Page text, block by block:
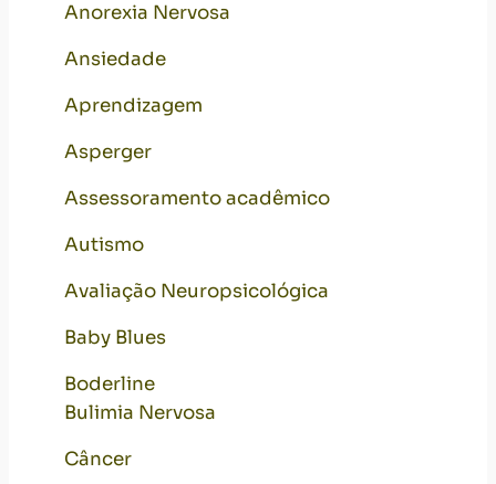
Anorexia Nervosa
Ansiedade
Aprendizagem
Asperger
Assessoramento acadêmico
Autismo
Avaliação Neuropsicológica
Baby Blues
Boderline
Bulimia Nervosa
Câncer